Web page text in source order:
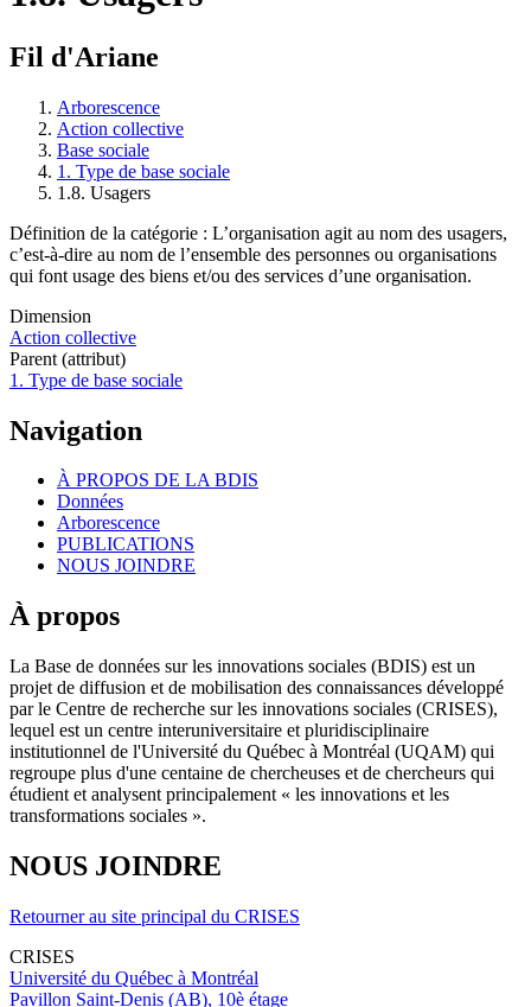
Fil d'Ariane
Arborescence
Action collective
Base sociale
1. Type de base sociale
1.8. Usagers
Définition de la catégorie : L’organisation agit au nom des usagers,
c’est-à-dire au nom de l’ensemble des personnes ou organisations
qui font usage des biens et/ou des services d’une organisation.
Dimension
Action collective
Parent (attribut)
1. Type de base sociale
Navigation
À PROPOS DE LA BDIS
Données
Arborescence
PUBLICATIONS
NOUS JOINDRE
À propos
La Base de données sur les innovations sociales (BDIS) est un
projet de diffusion et de mobilisation des connaissances développé
par le Centre de recherche sur les innovations sociales (CRISES),
lequel est un centre interuniversitaire et pluridisciplinaire
institutionnel de l'Université du Québec à Montréal (UQAM) qui
regroupe plus d'une centaine de chercheuses et de chercheurs qui
étudient et analysent principalement « les innovations et les
transformations sociales ».
NOUS JOINDRE
Retourner au site principal du CRISES
CRISES
Université du Québec à Montréal
Pavillon Saint-Denis (AB), 10è étage